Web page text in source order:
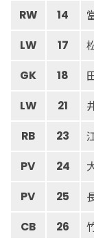
RW 14
LW 17
GK 18
LW 21
RB 23
PV 24
PV 25
CB 26